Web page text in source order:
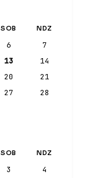
SOB NDZ
6
7
13
14
20
21
27
28
SOB NDZ
3
4